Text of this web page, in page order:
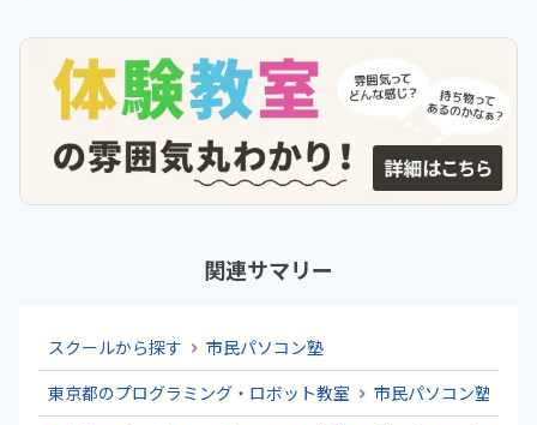
関連サマリー
スクールから探す
市民パソコン塾
東京都のプログラミング・ロボット教室
市民パソコン塾